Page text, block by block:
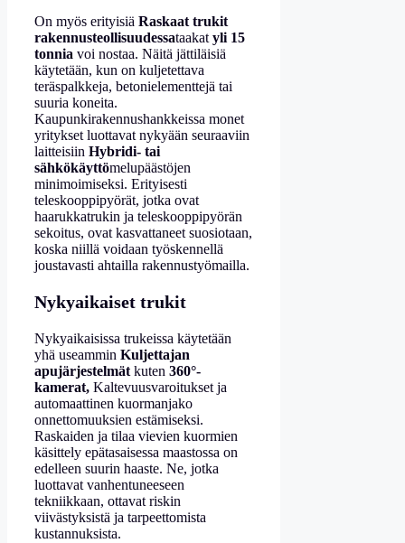
On myös erityisiä Raskaat trukit
rakennusteollisuudessataakat yli 15
tonnia voi nostaa. Näitä jättiläisiä
käytetään, kun on kuljetettava
teräspalkkeja, betonielementtejä tai
suuria koneita.
Kaupunkirakennushankkeissa monet
yritykset luottavat nykyään seuraaviin
laitteisiin Hybridi- tai
sähkökäyttömelupäästöjen
minimoimiseksi. Erityisesti
teleskooppipyörät, jotka ovat
haarukkatrukin ja teleskooppipyörän
sekoitus, ovat kasvattaneet suosiotaan,
koska niillä voidaan työskennellä
joustavasti ahtailla rakennustyömailla.
Nykyaikaiset trukit
Nykyaikaisissa trukeissa käytetään
yhä useammin Kuljettajan
apujärjestelmät kuten 360°-
kamerat, Kaltevuusvaroitukset ja
automaattinen kuormanjako
onnettomuuksien estämiseksi.
Raskaiden ja tilaa vievien kuormien
käsittely epätasaisessa maastossa on
edelleen suurin haaste. Ne, jotka
luottavat vanhentuneeseen
tekniikkaan, ottavat riskin
viivästyksistä ja tarpeettomista
kustannuksista.